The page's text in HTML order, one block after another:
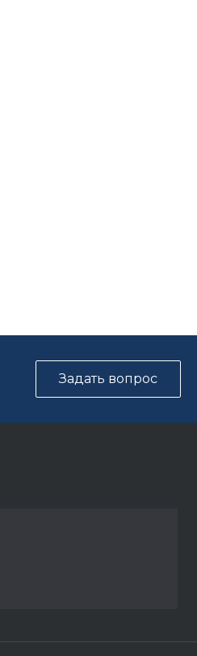
Задать вопрос